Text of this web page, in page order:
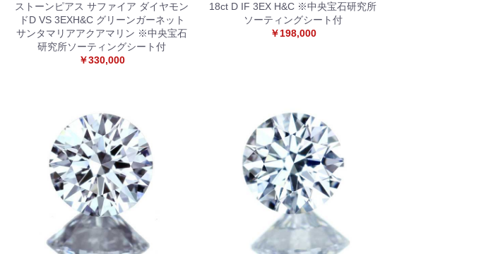
ストーンピアス サファイア ダイヤモン
ドD VS 3EXH&C グリーンガーネット
サンタマリアアクアマリン ※中央宝石
研究所ソーティングシート付
￥330,000
18ct D IF 3EX H&C ※中央宝石研究所
ソーティングシート付
￥198,000